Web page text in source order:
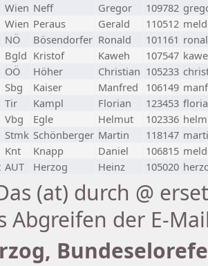
Wien Neff Gregor 109782
Wien Peraus Gerald 110512
NÖ Bösendorfer Ronald 101161
Bgld Kristof Kaweh 107547
OÖ Höher Christian 105233
Sbg Kaiser Manfred 106149
Tir Kampl Florian 123453
Vbg Egle Helmut 102336
Stmk Schönberger Martin 118147
Knt Knapp Daniel 106815
AUT Herzog Heinz 105020
(at) durch @
Abgreifen der E-